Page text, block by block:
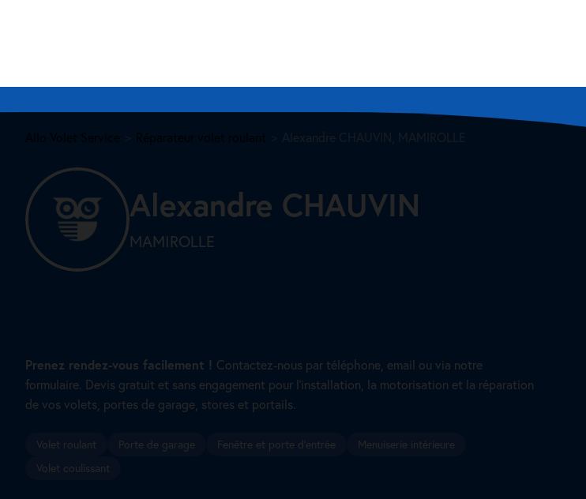
Allo Volet Service Réparateur volet roulant
Alexandre CHAUVIN
MAMIROLLE
Prenez rendez-vous facilement ! Contactez-nous par téléphone, email ou via notre
formulaire. Devis gratuit et sans engagement pour l’installation, la motorisation et la réparation
de vos volets, portes de garage, stores et portails.
Volet roulant Porte de garage Fenêtre et porte d’entrée
Menuiserie intérieure
Volet coulissant